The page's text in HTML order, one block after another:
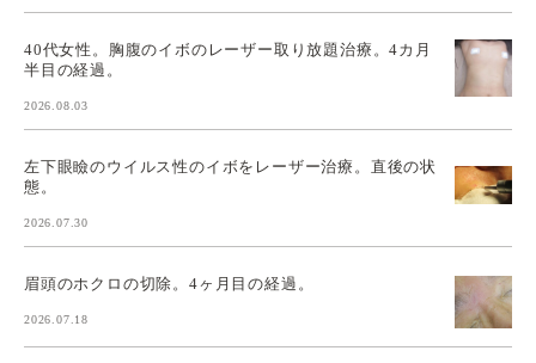
40代女性。胸腹のイボのレーザー取り放題治療。4カ月
半目の経過。
2026.08.03
左下眼瞼のウイルス性のイボをレーザー治療。直後の状
態。
2026.07.30
眉頭のホクロの切除。4ヶ月目の経過。
2026.07.18